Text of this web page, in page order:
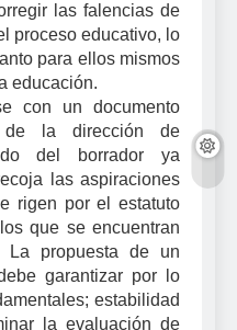
las falencias de
proceso educativo, lo
para ellos mismos
educación.
con un documento
de la dirección de
del borrador ya
las aspiraciones
rigen por el estatuto
que se encuentran
propuesta de un
garantizar por lo
estabilidad
la evaluación de